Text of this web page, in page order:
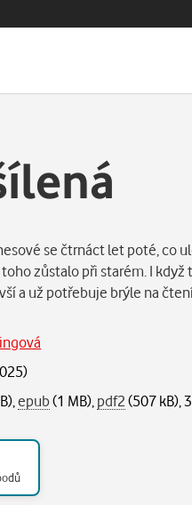
se čtrnáct let poté, co
zůstalo při starém. I když
a už potřebuje brýle na
)
epub(1 MB), pdf2(507 kB),